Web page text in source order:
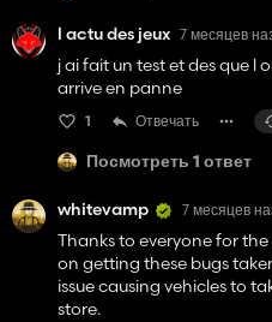
l actu des jeux 7 месяцев
j ai fait un test et des que l
arrive en panne
1 Отвечать
Посмотреть 1 ответ
whitevamp 7 месяцев
Thanks to everyone for
on getting these bugs
issue causing vehicles to
store.